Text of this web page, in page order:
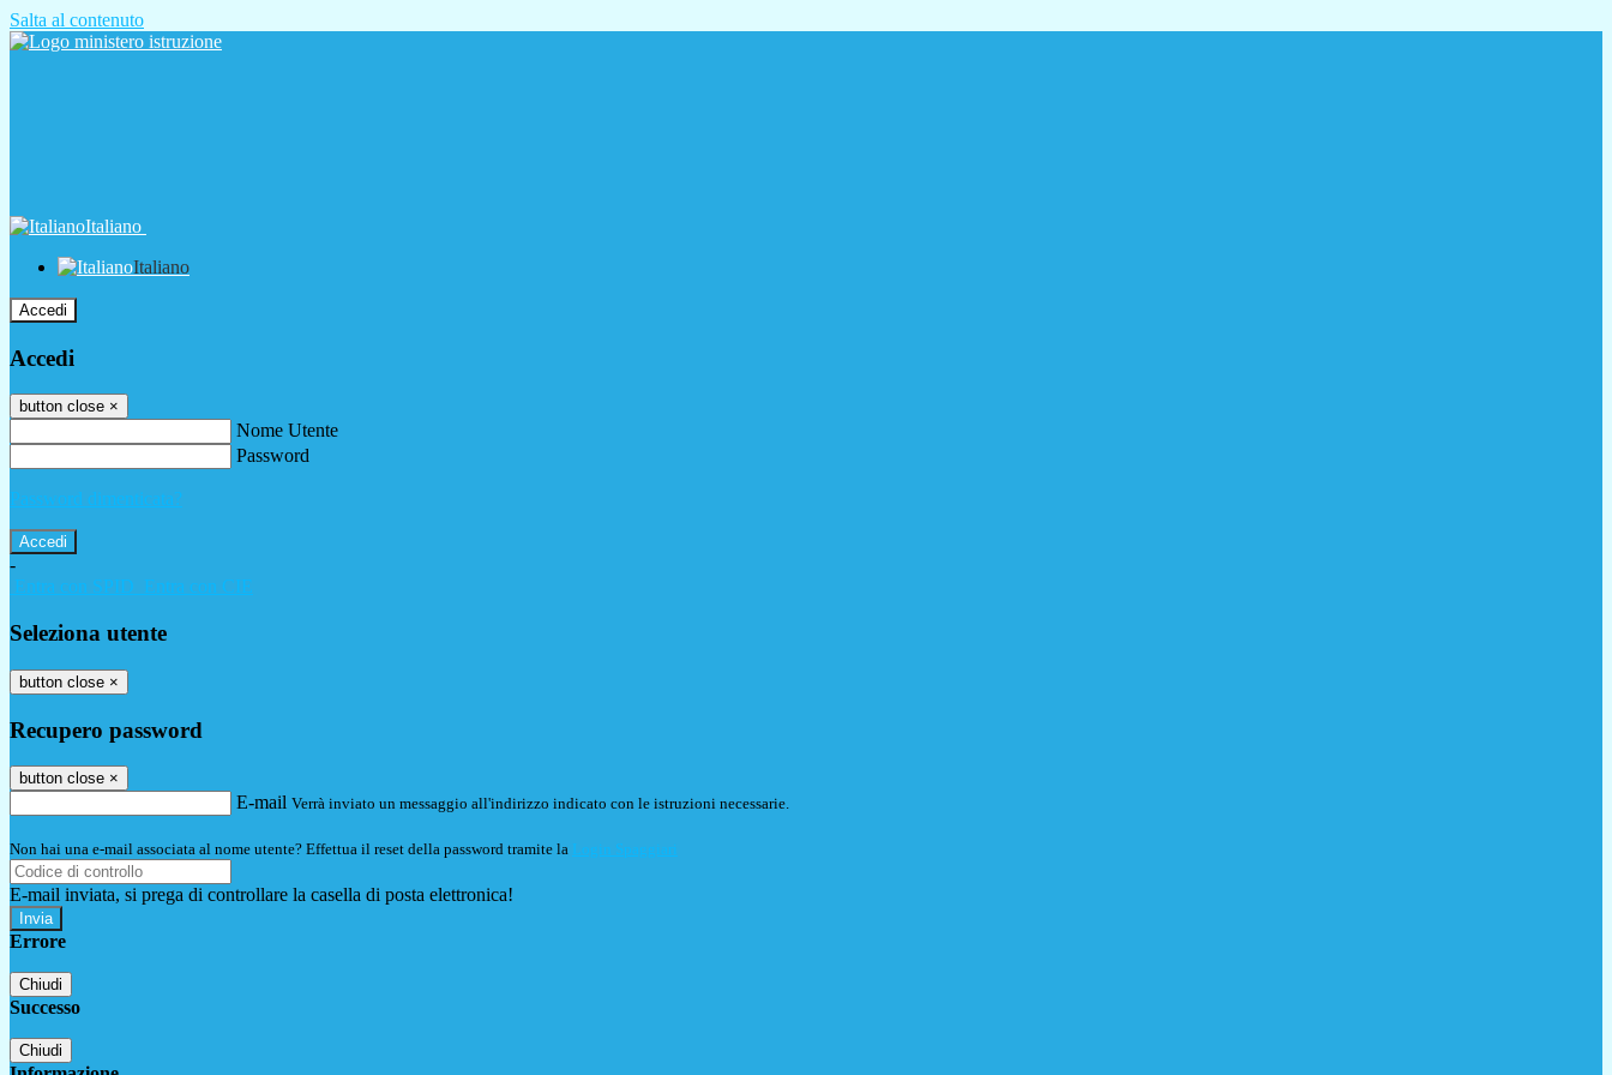
Salta al contenuto
Italiano
Italiano
Accedi
Accedi
button close ×
Nome Utente
Password
Password dimenticata?
-
Entra con SPID
Entra con CIE
Seleziona utente
button close ×
Recupero password
button close ×
E-mail Verrà inviato un messaggio all'indirizzo indicato con le istruzioni necessarie.
Non hai una e-mail associata al nome utente? Effettua il reset della password tramite la Login Spaggiari
E-mail inviata, si prega di controllare la casella di posta elettronica!
Errore
Chiudi
Successo
Chiudi